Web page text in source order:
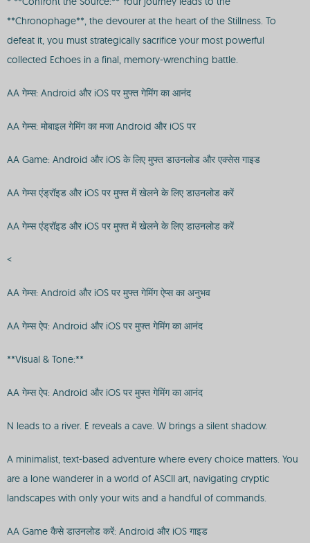
**Chronophage**, the devourer at the heart of the Stillness. To
defeat it, you must strategically sacrifice your most powerful
collected Echoes in a final, memory-wrenching battle.
AA गेम्स: Android और iOS पर मुफ्त गेमिंग का आनंद
AA गेम्स: मोबाइल गेमिंग का मजा Android और iOS पर
AA Game: Android और iOS के लिए मुफ्त डाउनलोड और एक्सेस गाइड
AA गेम्स एंड्रॉइड और iOS पर मुफ्त में खेलने के लिए डाउनलोड करें
AA गेम्स एंड्रॉइड और iOS पर मुफ्त में खेलने के लिए डाउनलोड करें
<
AA गेम्स: Android और iOS पर मुफ्त गेमिंग ऐप्स का अनुभव
AA गेम्स ऐप: Android और iOS पर मुफ्त गेमिंग का आनंद
**Visual & Tone:**
AA गेम्स ऐप: Android और iOS पर मुफ्त गेमिंग का आनंद
N leads to a river. E reveals a cave. W brings a silent shadow.
A minimalist, text-based adventure where every choice matters. You
are a lone wanderer in a world of ASCII art, navigating cryptic
landscapes with only your wits and a handful of commands.
AA Game कैसे डाउनलोड करें: Android और iOS गाइड